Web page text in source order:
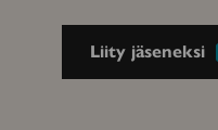
Liity jäseneksi